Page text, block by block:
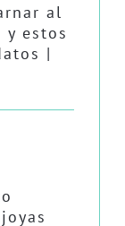
al
y estos
|